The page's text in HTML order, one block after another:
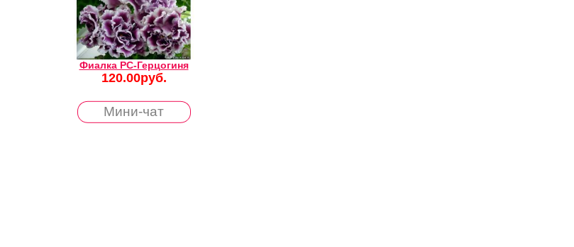
Фиалка РС-Герцогиня
120.00руб.
Мини-чат